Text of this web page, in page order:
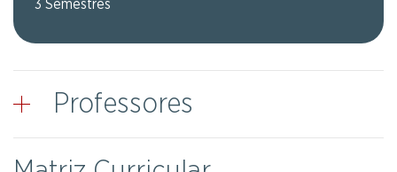
3 Semestres
Professores